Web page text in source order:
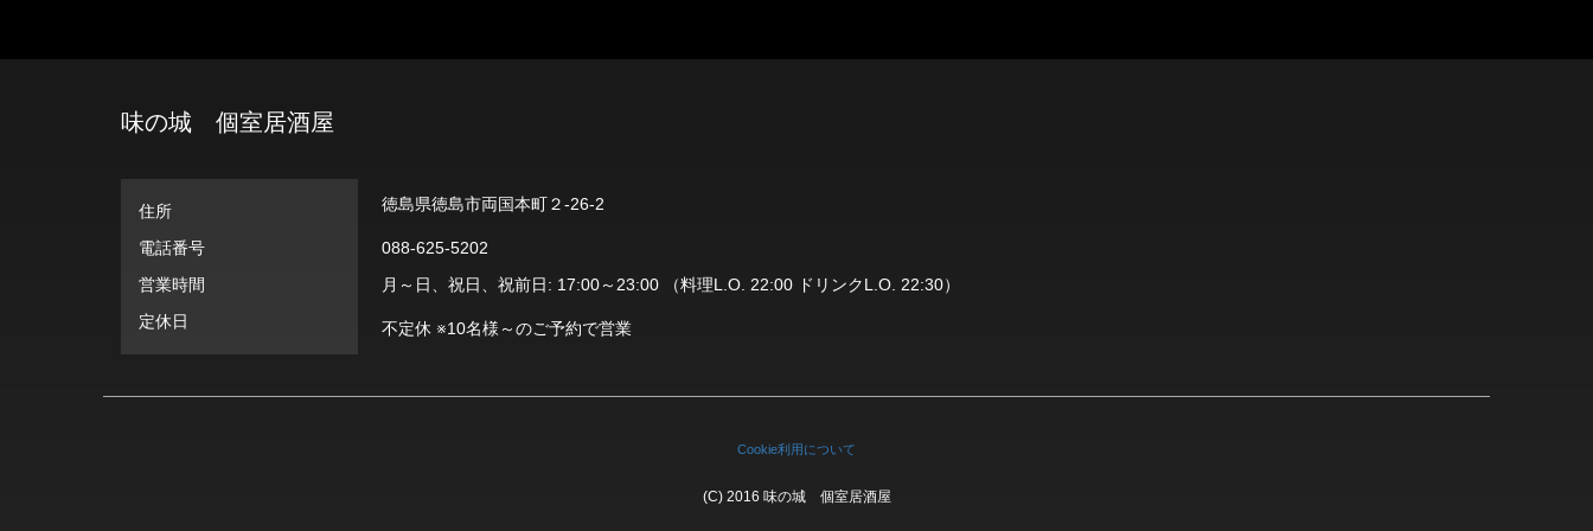
味の城 個室居酒屋
住所 徳島県徳島市両国本町２-26-2
電話番号
088-625-5202
営業時間
月～日、祝日、祝前日: 17:00～23:00 （料理L.O. 22:00 ドリンクL.O. 22:30）
定休日
不定休 ※10名様～のご予約で営業
Cookie利用について
(C) 2016 味の城 個室居酒屋